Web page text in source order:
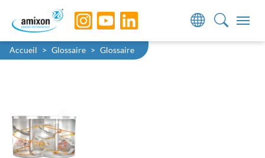
Skip to main navigation
Skip to main content
Skip to page footer
You are here:
Accueil Glossaire Glossaire